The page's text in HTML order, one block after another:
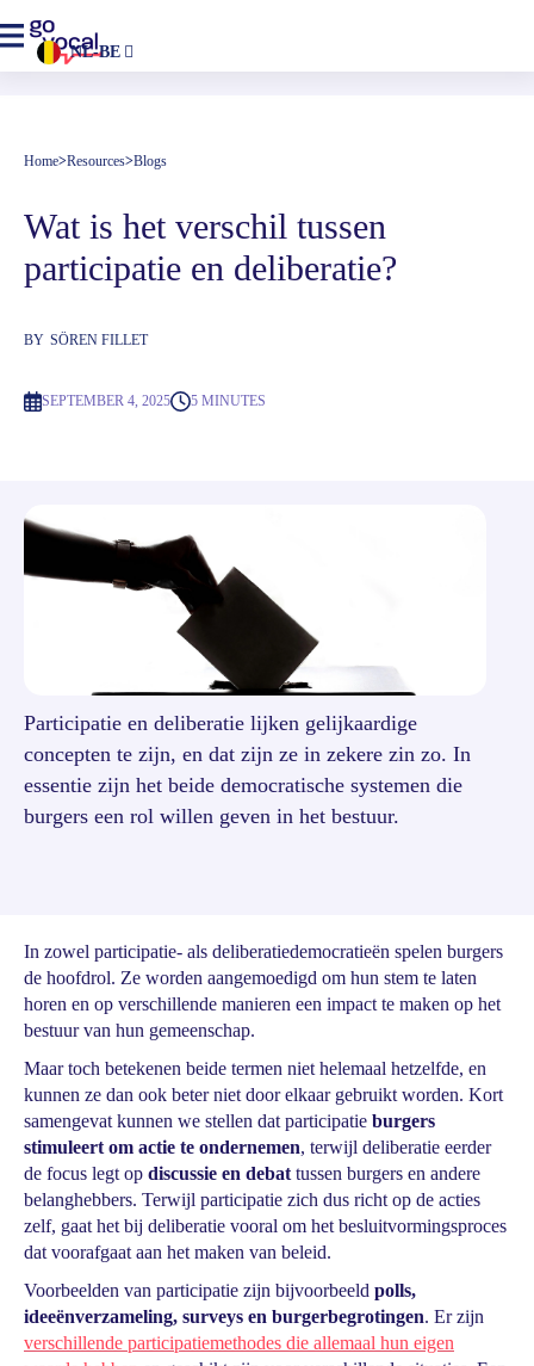
NL-BE
Home>Resources>Blogs
Wat is het verschil tussen
participatie en deliberatie?
BY SÖREN FILLET
SEPTEMBER 4, 2025 5 MINUTES
Participatie en deliberatie lijken gelijkaardige
concepten te zijn, en dat zijn ze in zekere zin zo. In
essentie zijn het beide democratische systemen die
burgers een rol willen geven in het bestuur.
In zowel participatie- als deliberatiedemocratieën spelen burgers
de hoofdrol. Ze worden aangemoedigd om hun stem te laten
horen en op verschillende manieren een impact te maken op het
bestuur van hun gemeenschap.
Maar toch betekenen beide termen niet helemaal hetzelfde, en
kunnen ze dan ook beter niet door elkaar gebruikt worden. Kort
samengevat kunnen we stellen dat participatie burgers
stimuleert om actie te ondernemen, terwijl deliberatie eerder
de focus legt op discussie en debat tussen burgers en andere
belanghebbers. Terwijl participatie zich dus richt op de acties
zelf, gaat het bij deliberatie vooral om het besluitvormingsproces
dat voorafgaat aan het maken van beleid.
Voorbeelden van participatie zijn bijvoorbeeld polls,
ideeënverzameling, surveys en burgerbegrotingen. Er zijn
verschillende participatiemethodes die allemaal hun eigen